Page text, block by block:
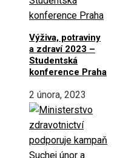
Výživa, potraviny
a zdraví 2023 –
Studentská
konference Praha
2 února, 2023